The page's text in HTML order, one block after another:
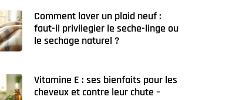
Comment laver un plaid neuf :
faut-il privilegier le seche-linge ou
le sechage naturel ?
Vitamine E : ses bienfaits pour les
cheveux et contre leur chute –